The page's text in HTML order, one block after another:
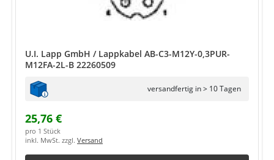
U.I. Lapp GmbH / Lappkabel AB-C3-M12Y-0,3PUR-
M12FA-2L-B 22260509
versandfertig in > 10 Tagen
25,76 €
pro 1 Stück
inkl. MwSt. zzgl. Versand